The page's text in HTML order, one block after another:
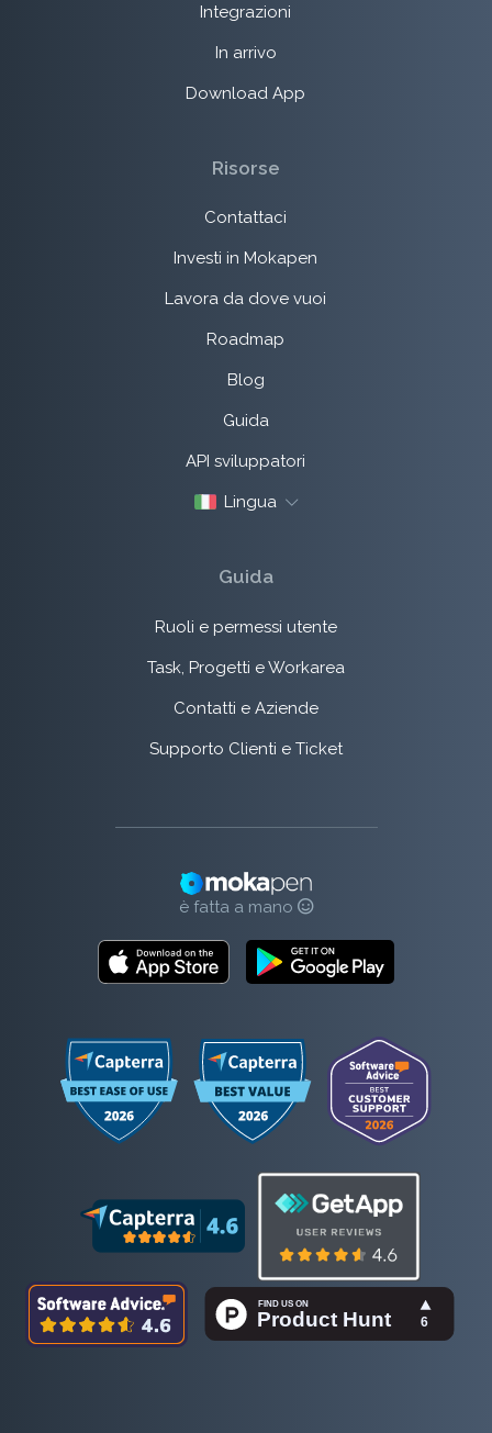
Integrazioni
In arrivo
Download App
Risorse
Contattaci
Investi in Mokapen
Lavora da dove vuoi
Roadmap
Blog
Guida
API sviluppatori
Lingua
Guida
Ruoli e permessi utente
Task, Progetti e Workarea
Contatti e Aziende
Supporto Clienti e Ticket
è fatta a mano